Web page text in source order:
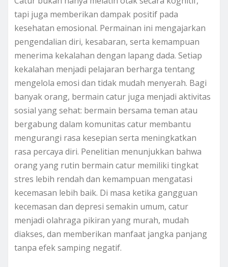
tapi juga memberikan dampak positif pada
kesehatan emosional. Permainan ini mengajarkan
pengendalian diri, kesabaran, serta kemampuan
menerima kekalahan dengan lapang dada. Setiap
kekalahan menjadi pelajaran berharga tentang
mengelola emosi dan tidak mudah menyerah. Bagi
banyak orang, bermain catur juga menjadi aktivitas
sosial yang sehat: bermain bersama teman atau
bergabung dalam komunitas catur membantu
mengurangi rasa kesepian serta meningkatkan
rasa percaya diri. Penelitian menunjukkan bahwa
orang yang rutin bermain catur memiliki tingkat
stres lebih rendah dan kemampuan mengatasi
kecemasan lebih baik. Di masa ketika gangguan
kecemasan dan depresi semakin umum, catur
menjadi olahraga pikiran yang murah, mudah
diakses, dan memberikan manfaat jangka panjang
tanpa efek samping negatif.